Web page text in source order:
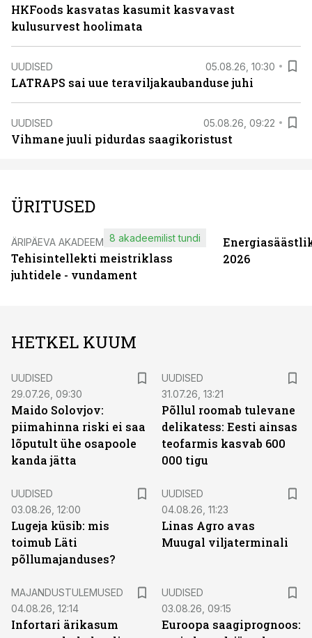
HKFoods kasvatas kasumit kasvavast
kulusurvest hoolimata
UUDISED 05.08.26, 10:30
LATRAPS sai uue teraviljakaubanduse juhi
UUDISED 05.08.26, 09:22
Vihmane juuli pidurdas saagikoristust
ÜRITUSED
ÄRIPÄEVA AKADEEMIA
Tehisintellekti meistriklass
juhtidele - vundament
8 akadeemilist tundi
2026
HETKEL KUUM
UUDISED
29.07.26, 09:30
Maido Solovjov:
piimahinna riski ei saa
lõputult ühe osapoole
kanda jätta
UUDISED
31.07.26, 13:21
Põllul roomab tulevane
delikatess: Eesti ainsas
teofarmis kasvab 600
000 tigu
UUDISED
03.08.26, 12:00
Lugeja küsib: mis
toimub Läti
põllumajanduses?
UUDISED
04.08.26, 11:23
Linas Agro avas
Muugal viljaterminali
MAJANDUSTULEMUSED
04.08.26, 12:14
Infortari ärikasum
UUDISED
03.08.26, 09:15
Euroopa saagiprognoos: